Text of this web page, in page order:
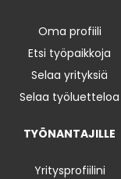
Oma profiili
Etsi työpaikkoja
Selaa yrityksiä
Selaa työluetteloa
TYÖNANTAJILLE
Yritysprofiilini